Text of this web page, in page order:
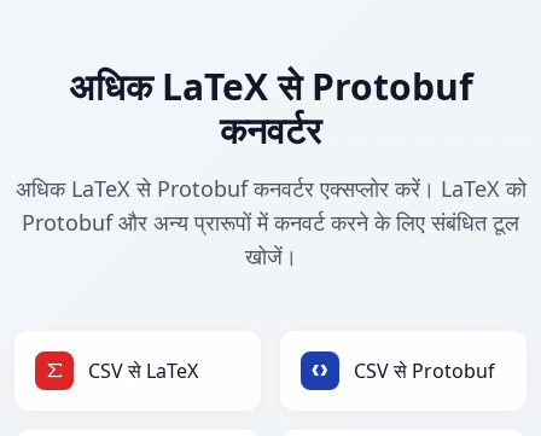
अधिक LaTeX से Protobuf
कनवर्टर
अधिक LaTeX से Protobuf कनवर्टर एक्सप्लोर करें। LaTeX को
Protobuf और अन्य प्रारूपों में कनवर्ट करने के लिए संबंधित टूल
खोजें।
CSV से LaTeX CSV से Protobuf